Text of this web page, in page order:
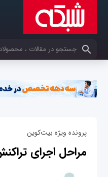
کلمات کلیدی خود را وارد کنید
پرونده ویژه بیت‌کوین
مراحل اجرای